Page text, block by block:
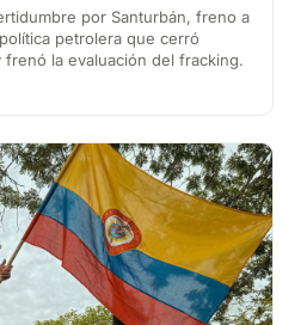
por Santurbán, freno a
petrolera que cerró
la evaluación del fracking.